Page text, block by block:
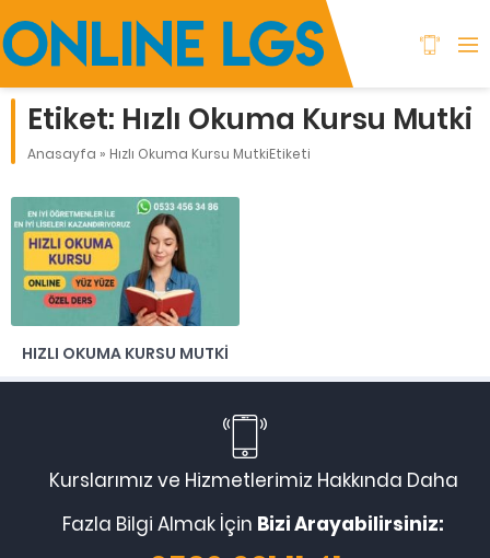
Etiket: Hızlı Okuma Kursu Mutki
Anasayfa » Hızlı Okuma Kursu MutkiEtiketi
HIZLI OKUMA KURSU MUTKI
Kurslarımız ve Hizmetlerimiz Hakkında Daha
Fazla Bilgi Almak İçin Bizi Arayabilirsiniz: